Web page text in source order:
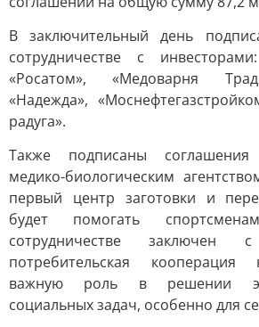
В заключительный день
сотрудничестве с
«Росатом», «Медоварня
«Надежда»,
радуга».
Также подписаны
медико-биологическим
первый центр заготовки и
будет помогать
сотрудничестве заключен
потребительская кооперация
важную роль в решении
социальных задач, особенно для